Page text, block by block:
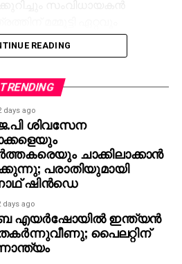
വിവേക് ദാമോദരന്‍
തന്നെയാണ്
മമ്മൂക്ക ചെയ്യണം എന്ന്
വെളിപ്പെടുത്തി. ജിതിന്‍
വിനായകന്‍ അവതരിപ്പിച്ച
പൃഥ്വിരാജിന്
നിര്‍മിച്ച ‘കളങ്കാവല്‍’
റിലീസ് ചെയ്യും.
READING
TRENDING
days ago
ശിവസേന
ചാക്കിലാക്കാന്‍
പരാതിയുമായി
ഷിന്‍ഡെ
days ago
എയര്‍ഷോയില്‍ ഇന്ത്യന്‍
തകര്‍ന്നുവീണു; പൈലറ്റിന്